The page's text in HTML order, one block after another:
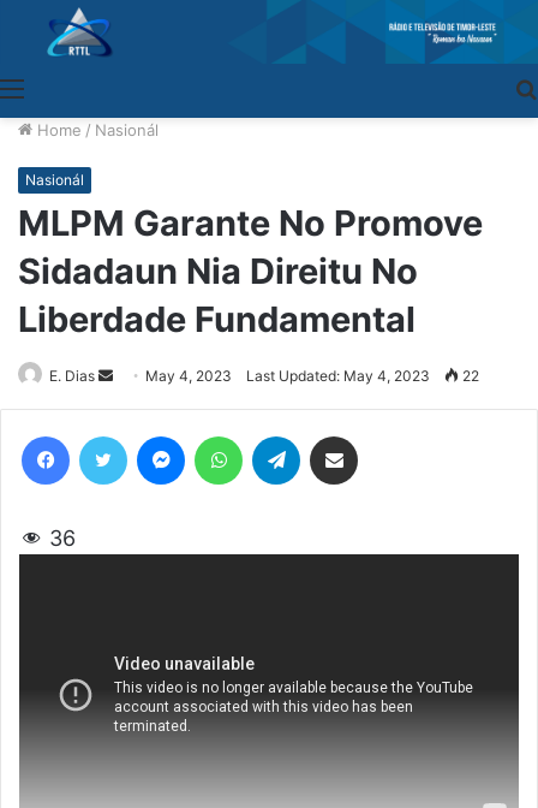
Home / Nasionál
Nasionál
MLPM Garante No Promove
Sidadaun Nia Direitu No
Liberdade Fundamental
E. Dias
Send
an
May 4, 2023 Last Updated: May 4, 2023 22
36